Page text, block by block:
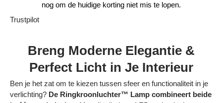
Over ons
Privacy policy
Alle categorieën
nog om de huidige korting niet mis te lopen.
Trustpilot
Breng Moderne Elegantie &
Perfect Licht in Je Interieur
Ben je het zat om te kiezen tussen sfeer en functionaliteit in je
verlichting? De Ringkroonluchter™ Lamp combineert beide